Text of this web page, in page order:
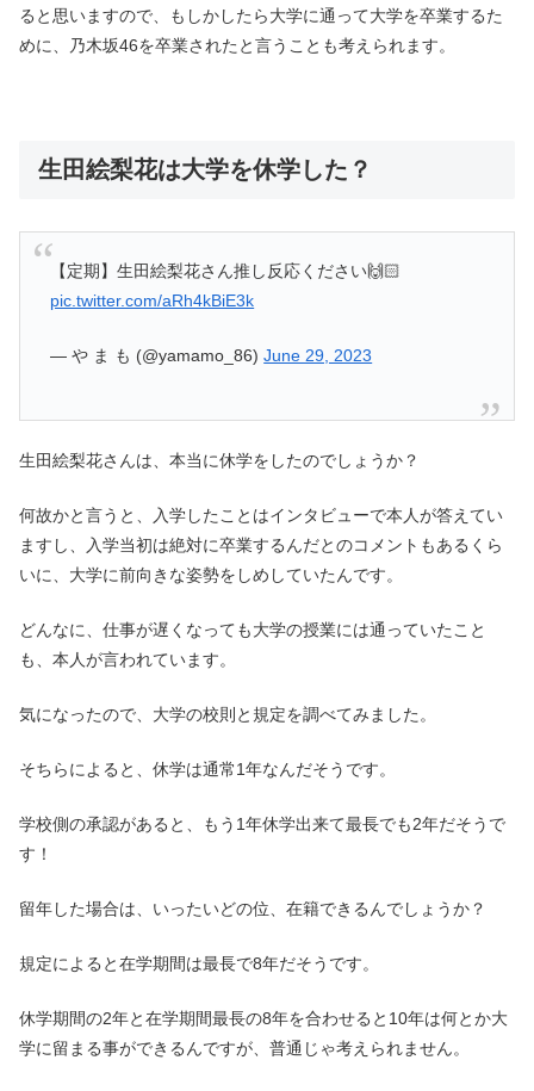
ると思いますので、もしかしたら大学に通って大学を卒業するた
めに、乃木坂46を卒業されたと言うことも考えられます。
生田絵梨花は大学を休学した？
【定期】生田絵梨花さん推し反応ください🙌🏻
pic.twitter.com/aRh4kBiE3k
— や ま も (@yamamo_86)June 29, 2023
生田絵梨花さんは、本当に休学をしたのでしょうか？
何故かと言うと、入学したことはインタビューで本人が答えてい
ますし、入学当初は絶対に卒業するんだとのコメントもあるくら
いに、大学に前向きな姿勢をしめしていたんです。
どんなに、仕事が遅くなっても大学の授業には通っていたこと
も、本人が言われています。
気になったので、大学の校則と規定を調べてみました。
そちらによると、休学は通常1年なんだそうです。
学校側の承認があると、もう1年休学出来て最長でも2年だそうで
す！
留年した場合は、いったいどの位、在籍できるんでしょうか？
規定によると在学期間は最長で8年だそうです。
休学期間の2年と在学期間最長の8年を合わせると10年は何とか大
学に留まる事ができるんですが、普通じゃ考えられません。